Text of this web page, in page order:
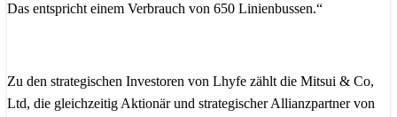
Das entspricht einem Verbrauch von 650 Linienbussen.“
Zu den strategischen Investoren von Lhyfe zählt die Mitsui & Co,
Ltd, die gleichzeitig Aktionär und strategischer Allianzpartner von